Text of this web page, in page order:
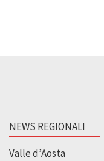
NEWS REGIONALI
Valle d’Aosta